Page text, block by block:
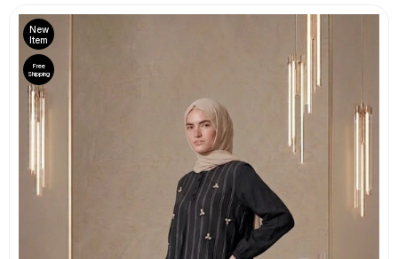
New
Item
Free
Shipping